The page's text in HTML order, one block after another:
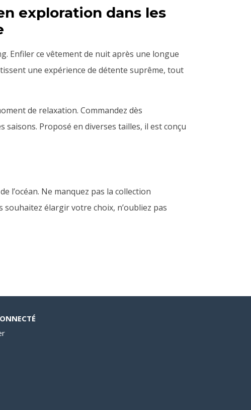
exploration dans les
Enfiler ce vêtement de nuit après une longue
une expérience de détente suprême, tout
de relaxation. Commandez dès
saisons. Proposé en diverses tailles, il est conçu
l’océan. Ne manquez pas la collection
souhaitez élargir votre choix, n’oubliez pas